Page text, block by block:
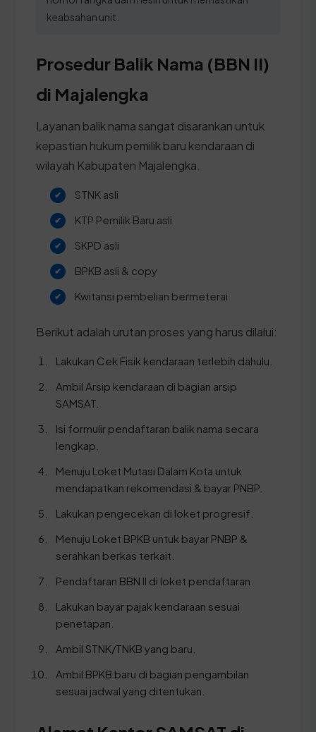
keabsahan unit.
Prosedur Balik Nama (BBN II)
di Majalengka
Layanan balik nama sangat disarankan untuk
kepastian hukum pemilik baru kendaraan di
wilayah Kabupaten Majalengka.
STNK asli
KTP Pemilik Baru asli
SKPD asli
BPKB asli & copy
Kwitansi pembelian bermeterai
Berikut adalah urutan proses yang harus dilalui:
Lakukan Cek Fisik kendaraan terlebih dahulu.
Ambil Arsip kendaraan di bagian arsip
SAMSAT.
Isi formulir pendaftaran balik nama secara
lengkap.
Menuju Loket Mutasi Dalam Kota untuk
mendapatkan rekomendasi & bayar PNBP.
Lakukan pengecekan di loket progresif.
Menuju Loket BPKB untuk bayar PNBP &
serahkan berkas terkait.
Pendaftaran BBN II di loket pendaftaran.
Lakukan bayar pajak kendaraan sesuai
penetapan.
Ambil STNK/TNKB yang baru.
Ambil BPKB baru di bagian pengambilan
sesuai jadwal yang ditentukan.